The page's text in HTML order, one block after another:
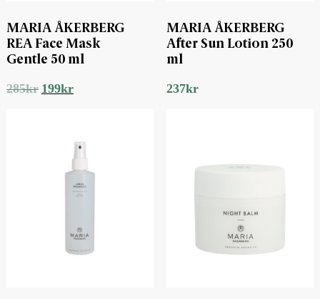
MARIA ÅKERBERG
REA Face Mask
Gentle 50 ml
285kr Det
199krDet
MARIA ÅKERBERG
After Sun Lotion 250
ml
237kr